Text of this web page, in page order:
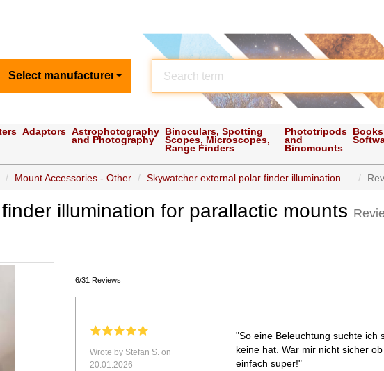
Select manufacturer
Adaptors Astrophotography
and Photography
Binoculars, Spotting
Scopes, Microscopes,
Range Finders
Phototripods
and
Binomounts
Mount Accessories - Other Skywatcher external polar finder illumination ...
illumination for parallactic mounts
6/31 Reviews
Wrote by Stefan S. on
20.01.2026
"So eine Beleuchtung suchte ich
keine hat. War mir nicht sicher
einfach super!"